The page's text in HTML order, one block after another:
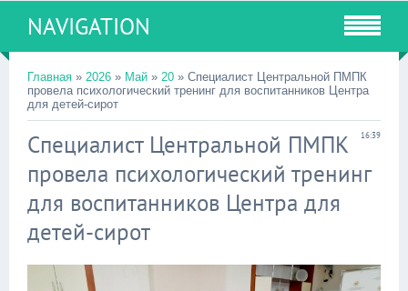
NAVIGATION
Главная » 2026 » Май » 20 » Специалист Центральной ПМПК
провела психологический тренинг для воспитанников Центра
для детей-сирот
16:39
Специалист Центральной ПМПК
провела психологический тренинг
для воспитанников Центра для
детей-сирот